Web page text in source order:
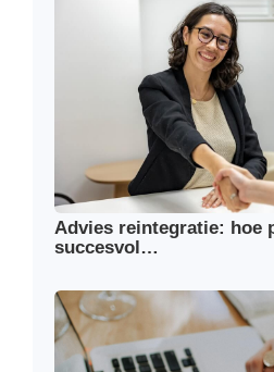
Advies reintegratie: hoe
succesvol…